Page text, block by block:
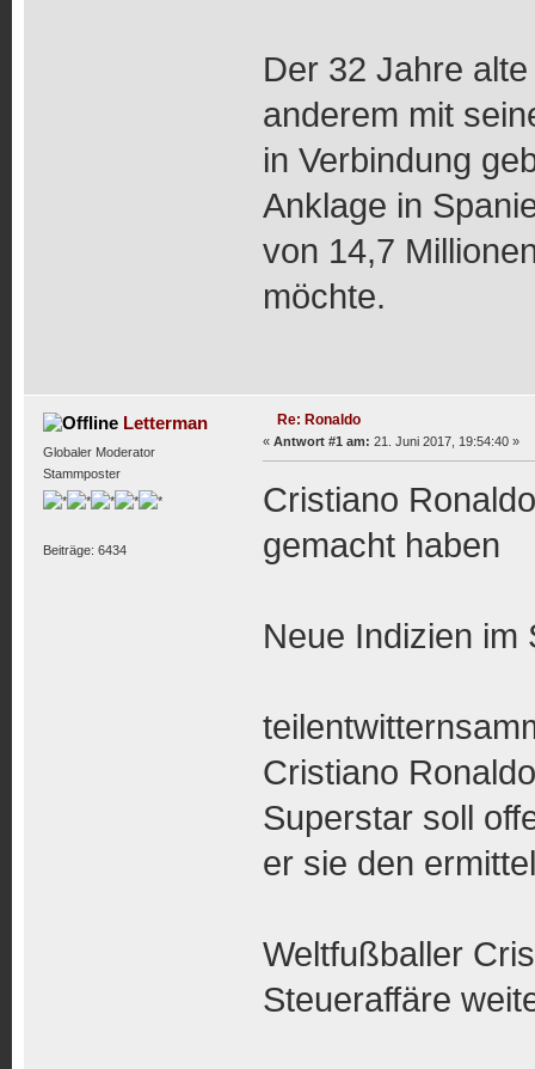
Der 32 Jahre
anderem mit
in Verbindung
Anklage in
von 14,7
möchte.
Letterman
Globaler Moderator
Stammposter
Beiträge: 6434
Re: Ronaldo
« Antwort #1 am: 21. Juni 2017, 19:54:40 »
Cristiano
gemacht haben
Neue Indizien im
Cristiano
Superstar soll
er sie den
Weltfußballer
Steueraffäre